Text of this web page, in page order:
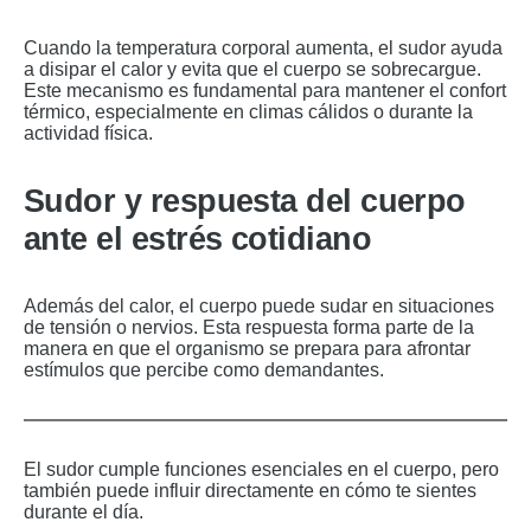
Cuando la temperatura corporal aumenta, el sudor ayuda
a disipar el calor y evita que el cuerpo se sobrecargue.
Este mecanismo es fundamental para mantener el confort
térmico, especialmente en climas cálidos o durante la
actividad física.
Sudor y respuesta del cuerpo
ante el estrés cotidiano
Además del calor, el cuerpo puede sudar en situaciones
de tensión o nervios. Esta respuesta forma parte de la
manera en que el organismo se prepara para afrontar
estímulos que percibe como demandantes.
El sudor cumple funciones esenciales en el cuerpo, pero
también puede influir directamente en cómo te sientes
durante el día.